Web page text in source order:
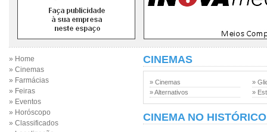
» Home
» Cinemas
» Farmácias
» Feiras
» Eventos
» Horóscopo
» Classificados
CINEMAS
» Cinemas
» Alternativos
»
»
CINEMA NO HISTÓRICO